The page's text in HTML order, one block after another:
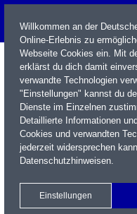
Name / WKN / ISIN / Kürzel
Xetra Realtime
Willkommen an der
Online-Erlebnis zu
Webseite Cookies ein. Mit
erklärst du dich damit
verwandte Technologien
"Einstellungen" kannst du
Dienste im Einzelnen
Detaillierte Informationen
Cookies und verwandten
jederzeit widersprechen
Datenschutzhinweisen.
Einstellungen